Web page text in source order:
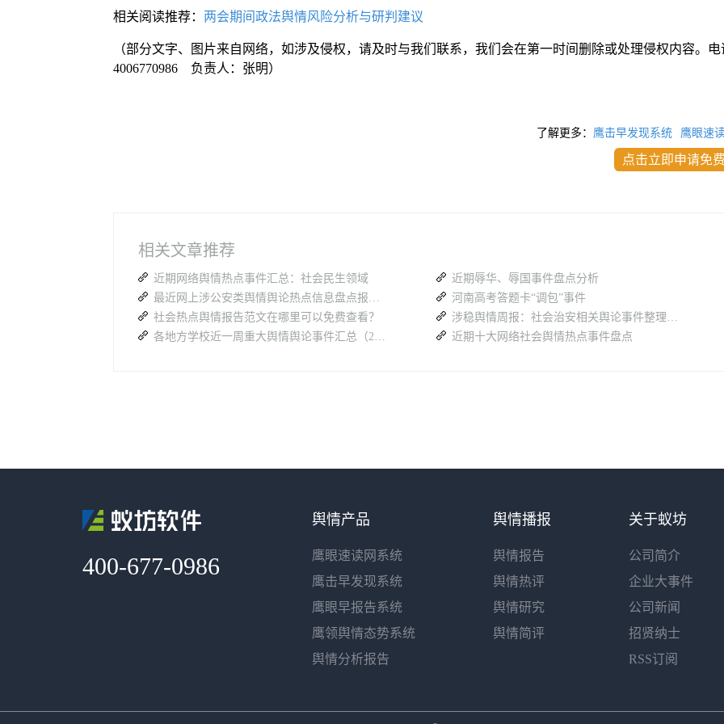
相关阅读推荐： 两会期间政法舆情风险分析与研判建议
（部分文字、图片来自网络，如涉及侵权，请及时与我们联系，我们会在第一时间删除或处理侵权内容。电
4006770986 负责人：张明）
了解更多： 鹰击早发现系统 鹰眼速
点击立即申请免
相关文章推荐
近期网络舆情热点事件汇总：社会民生领域
最近网上涉公安类舆情舆论热点信息盘点报告（26.7.27-8.2）
社会热点舆情报告范文在哪里可以免费查看？
各地方学校近一周重大舆情舆论事件汇总（26.7.27-8.2）
近期辱华、辱国事件盘点分析
河南高考答题卡“调包”事件
涉稳舆情周报：社会治安相关舆论事件整理（12.20-12.26）
近期十大网络社会舆情热点事件盘点
400-677-0986
关于蚁坊
公司简介
企业大事件
公司新闻
招贤纳士
RSS订阅
舆情播报
舆情报告
舆情热评
舆情研究
舆情简评
舆情产品
鹰眼速读网系统
鹰击早发现系统
鹰眼早报告系统
鹰领舆情态势系统
舆情分析报告